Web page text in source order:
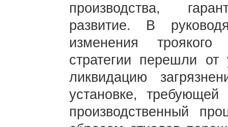
производства,
развитие. В
изменения
стратегии перешли
ликвидацию
установке,
производственный